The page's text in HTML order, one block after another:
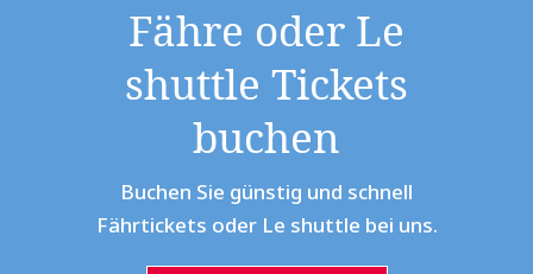
Fähre oder Le
shuttle Tickets
buchen
Buchen Sie günstig und schnell
Fährtickets oder Le shuttle bei uns.